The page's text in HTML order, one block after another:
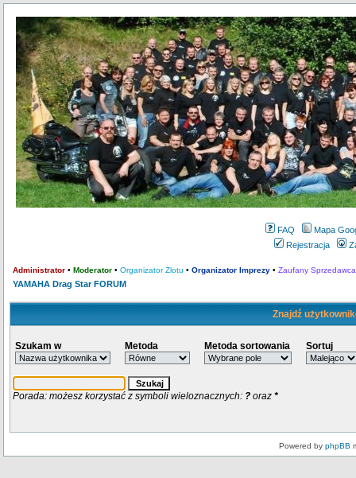
FAQ
Mapa
Rejestracja
Administrator • Moderator • Organizator Zlotu • Organizator Imprezy • Zaufany Sprzedawca
YAMAHA Drag Star FORUM
Znajdź
Szukam w Metoda Metoda sortowania Sortuj
Porada: możesz korzystać z symboli wieloznacznych: ? oraz *
Powered by phpBB